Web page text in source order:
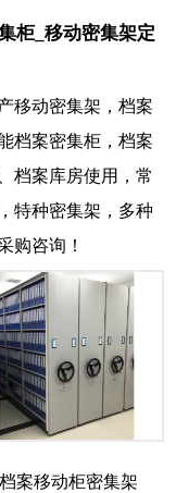
柜_移动密集架定
移动密集架，档案
档案密集柜，档案
档案库房使用，常
特种密集架，多种
购咨询！
案移动柜密集架